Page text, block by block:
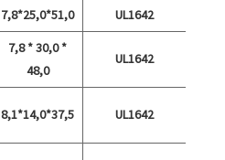
7,8*25,0*51,0 UL1642
7,8 * 30,0 *
48,0
UL1642
8,1*14,0*37,5 UL1642